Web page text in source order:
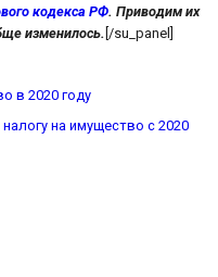
кодекса РФ. Приводим их
изменилось. [/su_panel]
в 2020 году
на имущество с 2020